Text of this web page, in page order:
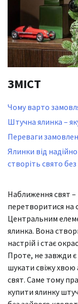
ЗМІСТ
Чому варто
Штучна ялинка –
Переваги
Ялинки від
створіть свято
Наближення свят –
перетворитися на
Центральним
ялинка. Вона
настрій і стає
Проте, не завжди є
шукати свіжу хвою
свят. Саме тому
купити ялинку